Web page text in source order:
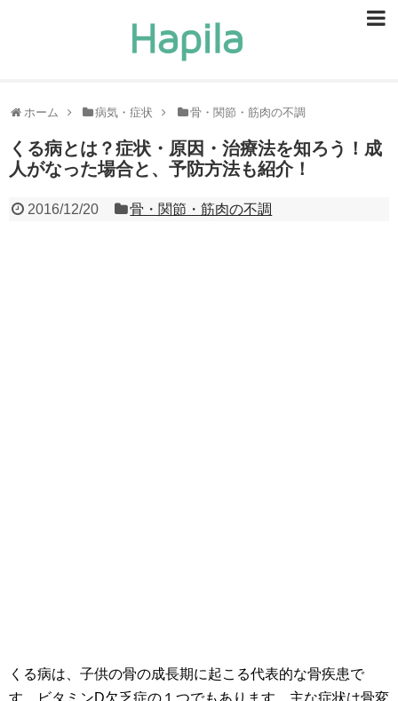
ホーム 病気・症状 骨・関節・筋肉の不調
くる病とは？症状・原因・治療法を知ろう！成
人がなった場合と、予防方法も紹介！
2016/12/20 骨・関節・筋肉の不調
くる病は、子供の骨の成長期に起こる代表的な骨疾患で
す。ビタミンD欠乏症の１つでもあります。主な症状は骨変
ヘアケア
ヘルスケア
食事・食べ物